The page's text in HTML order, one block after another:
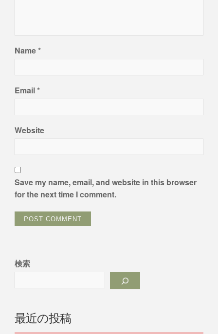
Name*
Email*
Website
Save my name, email, and website in this browser
for the next time I comment.
検索
最近の投稿